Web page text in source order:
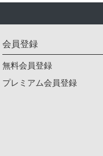
会員登録
無料会員登録
プレミアム会員登録